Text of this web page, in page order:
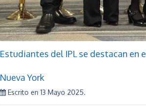
Estudiantes del IPL se destacan en
Nueva York
Escrito en 13 Mayo 2025.